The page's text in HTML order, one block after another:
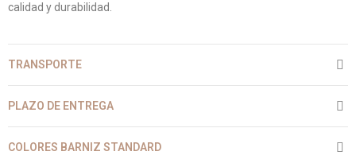
calidad y durabilidad.
TRANSPORTE
PLAZO DE ENTREGA
COLORES BARNIZ STANDARD